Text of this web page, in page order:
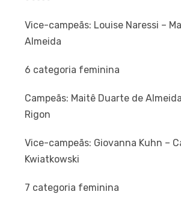
Vice-campeãs: Louise Naressi –
Almeida
6 categoria feminina
Campeãs: Maitê Duarte de
Rigon
Vice-campeãs: Giovanna Kuhn –
Kwiatkowski
7 categoria feminina